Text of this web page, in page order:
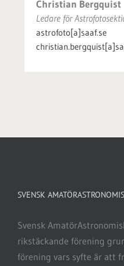
Christian Bergquist
Ledare för
astrofoto[a]saaf.se
SVENSK
Svensk
rikstäckande förening
förening vars syfte är att